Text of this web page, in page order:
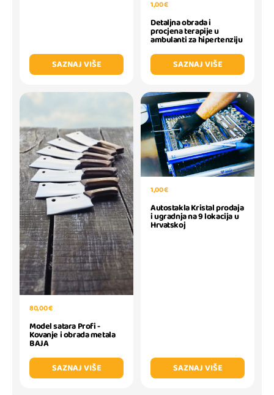
SAZNAJ VIŠE
1,00 €
Detaljna obrada i
procjena terapije u
ambulanti za hipertenziju
SAZNAJ VIŠE
80,00 €
Model satara Profi -
Kovanje i obrada metala
BAJA
SAZNAJ VIŠE
1,00 €
Autostakla Kristal prodaja
i ugradnja na 9 lokacija u
Hrvatskoj
SAZNAJ VIŠE